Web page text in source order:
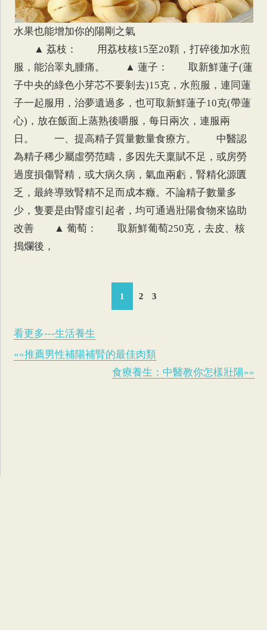
水果也能增加你的陽剛之氣
▲ 荔枝： 用荔枝核15至20顆，打碎後加水煎
服，能治睪丸腫痛。 ▲ 蓮子： 取新鮮蓮子(蓮
子中央的綠色小芽芯不要剝去)15克，水煎服，連同蓮
子一起服用，治夢遺過多，也可取新鮮蓮子10克(帶蓮
心)，放在飯面上蒸熟後嚼服，每日兩次，連服兩
日。 一、提高精子質量數量食療方。 中醫認
為精子稀少屬虛勞范疇，多因先天稟賦不足，或房勞
過度損傷腎精，或大病久病，氣血兩虧，腎精化源匱
乏，最終導致腎精不足而成本癥。不論精子數量多
少，隻要是由腎虛引起者，均可通過壯陽食物來協助
改善 ▲ 葡萄： 取新鮮葡萄250克，去皮、核
搗爛後，
1 2 3
看更多---生活養生
««推薦男性補陽補腎的最佳肉類
食療養生：中醫教你怎樣壯陽»»